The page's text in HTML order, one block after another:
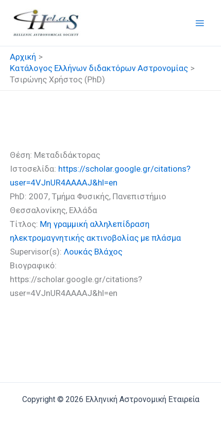
στο
περιεχόμενο
Αρχική
Κατάλογος Ελλήνων διδακτόρων Αστρονομίας
Τσιρώνης Χρήστος (PhD)
Θέση: Μεταδιδάκτορας
Ιστοσελίδα: https://scholar.google.gr/citations?
user=4VJnUR4AAAAJ&hl=en
PhD: 2007, Τμήμα Φυσικής, Πανεπιστήμιο
Θεσσαλονίκης, Ελλάδα
Τίτλος: Μη γραμμική αλληλεπίδραση
ηλεκτρομαγνητικής ακτινοβολίας με πλάσμα
Supervisor(s): Λουκάς Βλάχος
Βιογραφικό:
https://scholar.google.gr/citations?
user=4VJnUR4AAAAJ&hl=en
Copyright © 2026 Ελληνική Αστρονομική Εταιρεία